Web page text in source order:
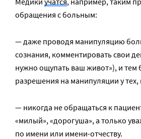
обращения с больным:
— даже проводя манипуляцию
сознания, комментировать свои
нужно ощупать ваш живот»), и тем
разрешения на манипуляции у тех,
— никогда не обращаться к
«милый», «дорогуша», а только
по имени или имени-отчеству.